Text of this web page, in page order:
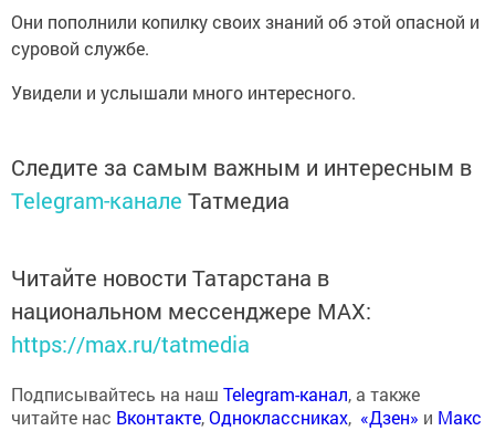
Они пополнили копилку своих знаний об этой опасной и
суровой службе.
Увидели и услышали много интересного.
Следите за самым важным и интересным в
Telegram-канале Татмедиа
Читайте новости Татарстана в
национальном мессенджере MАХ:
https://max.ru/tatmedia
Подписывайтесь на наш Telegram-канал, а также
читайте нас Вконтакте,Одноклассниках, «Дзен» и Макс